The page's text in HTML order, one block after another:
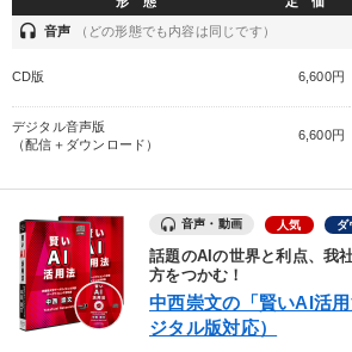
headset 音声 （どの形態でも内容は同じです）
CD版 6,600円
デジタル音声版
（配信＋ダウンロード）
6,600円
音声・動画 人気 ダ
話題のAIの世界と利点、我
方をつかむ！
中西崇文の「賢いAI活
ジタル版対応）